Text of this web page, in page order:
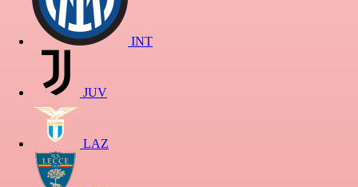
INT
JUV
LAZ